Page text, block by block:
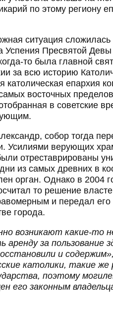
по этому региону
ситуация сложилась
Успения Пресвятой
то была главной
за всю историю
католическая епархия
восточных
в советские
собор тогда
Усилиями верующих
отреставрированы
из самых древних в
орган. Однако в 2004
то решение
и передал
города.
возникают какие-то
за пользование
и
католики, такие же
поэтому
его законным